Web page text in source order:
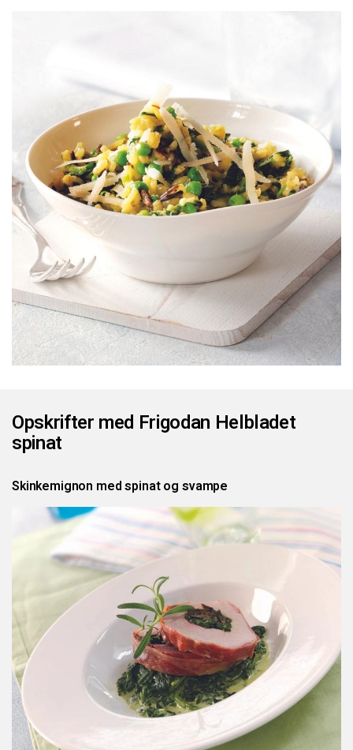
Opskrifter med Frigodan Helbladet
spinat
Skinkemignon med spinat og svampe